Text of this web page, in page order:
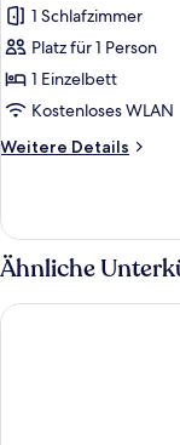
Economy-
Einzelzimmer,
1 Einzelbett
anzeigen
1 Schlafzimmer
Platz für 1 Person
1 Einzelbett
Kostenloses WLAN
Weitere Details
Weitere
Einzelzimmer,
1 Einzelbett
Ähnliche
Leonardo Hotel